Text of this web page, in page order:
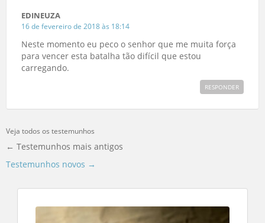
EDINEUZA
16 de fevereiro de 2018 às 18:14
Neste momento eu peco o senhor que me muita força
para vencer esta batalha tão difícil que estou
carregando.
RESPONDER
Veja todos os testemunhos
← Testemunhos mais antigos
Testemunhos novos →